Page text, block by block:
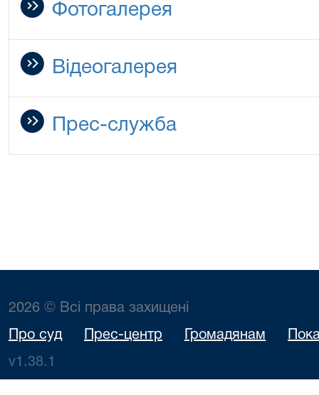
Фотогалерея
Відеогалерея
Прес-служба
2026 © Всі права захищені
Про суд Прес-центр Громадянам
v1.38.1